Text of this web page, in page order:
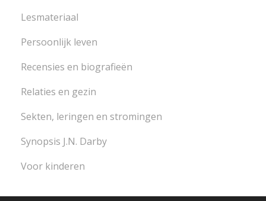
Lesmateriaal
Persoonlijk leven
Recensies en biografieën
Relaties en gezin
Sekten, leringen en stromingen
Synopsis J.N. Darby
Voor kinderen